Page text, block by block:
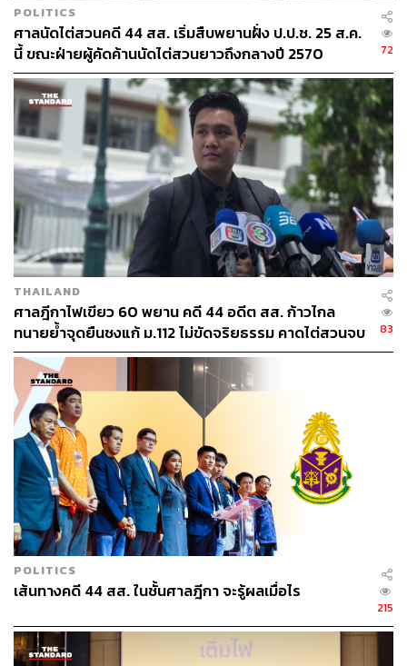
530
ABOUT THE AUTHOR
THE STANDARD TEAM
กองบรรณาธิการ THE STANDARD
ABOUT THE PHOTOGRAPHER
ศวิตา พูลเสถียร
ช่างภาพข่าว ประจำสำนักข่าว THE
STANDARD
POLITICS
ศาลนัดไต่สวนคดี 44 สส. เริ่มสืบพยานฝั่ง ป.ป.ช. 25 ส.ค.
นี้ ขณะฝ่ายผู้คัดค้านนัดไต่สวนยาวถึงกลางปี 2570
72
THAILAND
ศาลฎีกาไฟเขียว 60 พยาน คดี 44 อดีต สส. ก้าวไกล
ทนายย้ำจุดยืนชงแก้ ม.112 ไม่ขัดจริยธรรม คาดไต่สวนจบ
พฤษภาคมปี 2570
83
POLITICS
เส้นทางคดี 44 สส. ในชั้นศาลฎีกา จะรู้ผลเมื่อไร
215